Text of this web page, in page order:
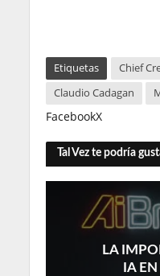
Etiquetas
Chief
Claudio Cadagan
FacebookX
Tal Vez te podría
LA
IA